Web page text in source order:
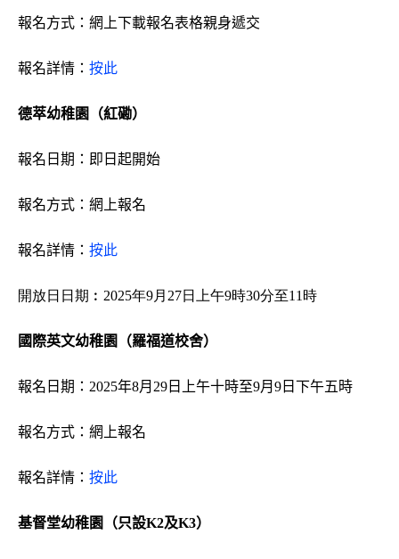
報名方式：網上下載報名表格親身遞交
報名詳情： 按此
德萃幼稚園（紅磡）
報名日期：即日起開始
報名方式：網上報名
報名詳情： 按此
開放日日期︰2025年9月27日上午9時30分至11時
國際英文幼稚園（羅福道校舍）
報名日期：2025年8月29日上午十時至9月9日下午五時
報名方式：網上報名
報名詳情： 按此
基督堂幼稚園（只設K2及K3）